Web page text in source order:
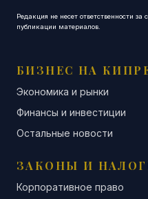
Редакция не несет ответственности
публикации материалов.
БИЗНЕС НА
Экономика и рынки
Финансы и инвестиции
Остальные новости
ЗАКОНЫ И
Корпоративное право